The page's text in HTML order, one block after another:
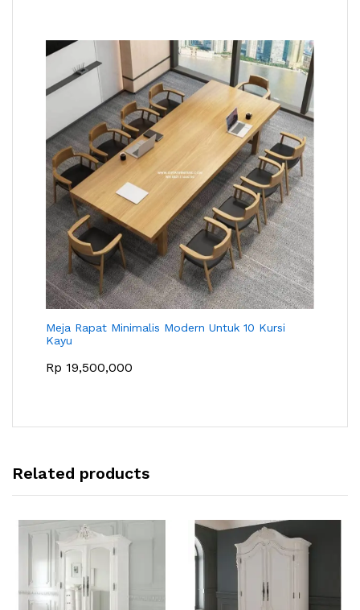
Meja Rapat Minimalis Modern Untuk 10 Kursi
Kayu
Rp 19,500,000
Related products